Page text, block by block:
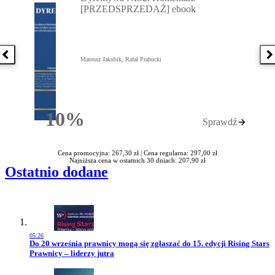
Poprzednia książka
10%Rabatu
[PRZEDSPRZEDAŻ] ebook
Mateusz Jakubik, Rafał Prabucki
Sprawdź
Cena promocyjna: 267,30 zł | Cena regularna: 297,00 zł
Najniższa cena w ostatnich 30 dniach: 207,90 zł
Ostatnio dodane
05:26
Przejdź do artykułu:
Do 20 września prawnicy mogą się zgłaszać do 15. edycji Rising Stars
Prawnicy – liderzy jutra